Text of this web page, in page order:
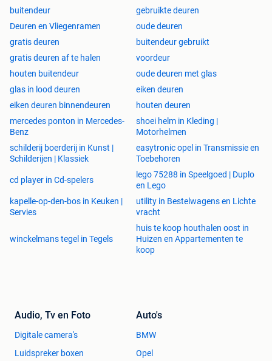
buitendeur
gebruikte deuren
Deuren en Vliegenramen
oude deuren
gratis deuren
buitendeur gebruikt
gratis deuren af te halen
voordeur
houten buitendeur
oude deuren met glas
glas in lood deuren
eiken deuren
eiken deuren binnendeuren
houten deuren
mercedes ponton in Mercedes-
Benz
shoei helm in Kleding |
Motorhelmen
schilderij boerderij in Kunst |
Schilderijen | Klassiek
easytronic opel in Transmissie en
Toebehoren
cd player in Cd-spelers
lego 75288 in Speelgoed | Duplo
en Lego
kapelle-op-den-bos in Keuken |
Servies
utility in Bestelwagens en Lichte
vracht
winckelmans tegel in Tegels
huis te koop houthalen oost in
Huizen en Appartementen te
koop
Audio, Tv en Foto
Digitale camera's
Luidspreker boxen
Auto's
BMW
Opel